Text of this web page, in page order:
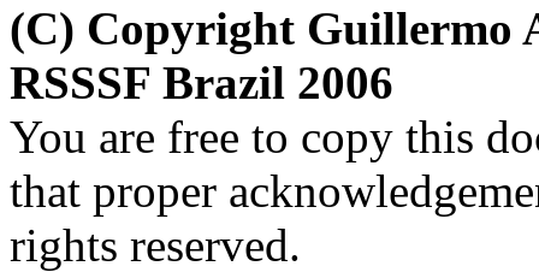
(C) Copyright Guillermo
RSSSF Brazil 2006
You are free to copy this
that proper
rights reserved.